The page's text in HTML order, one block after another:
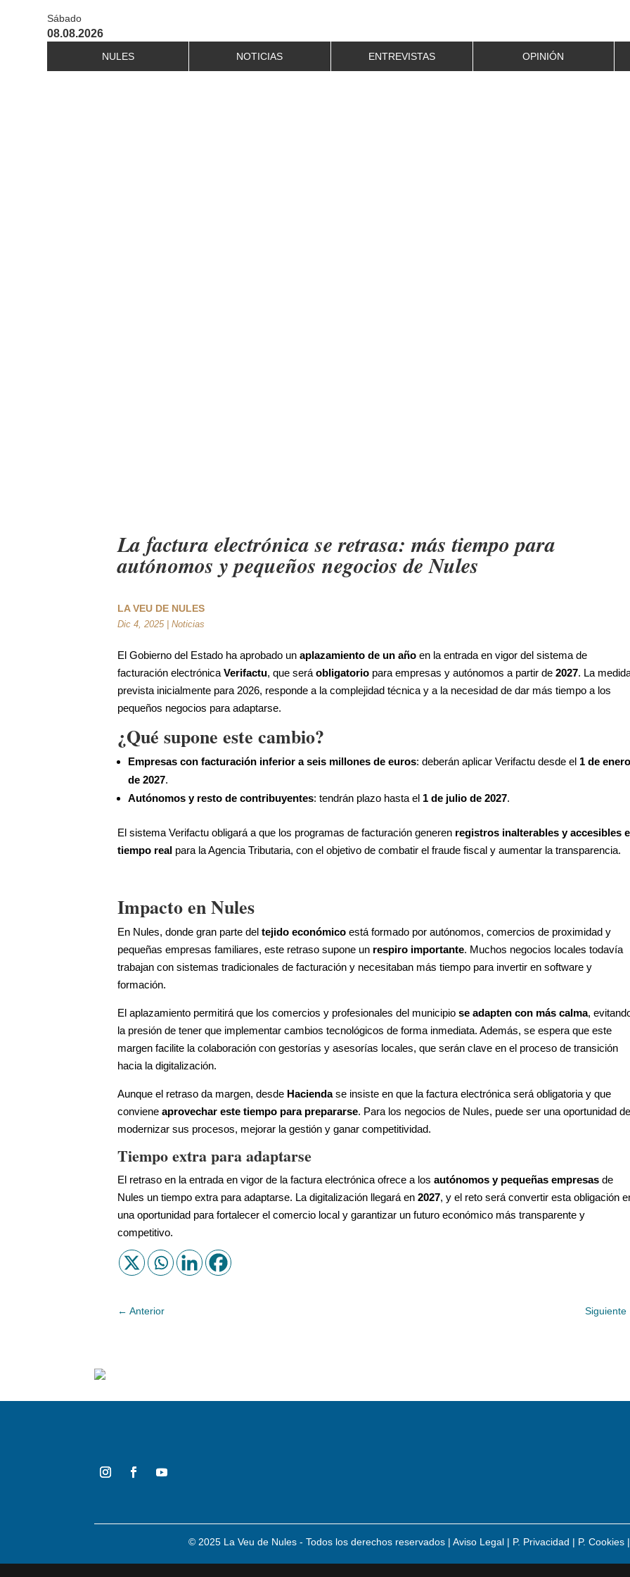
Sábado
08.08.2026
NULES NOTICIAS ENTREVISTAS OPINIÓN
La factura electrónica se retrasa: más tiempo para
autónomos y pequeños negocios de Nules
LA VEU DE NULES
Dic 4, 2025| Noticias
El Gobierno del Estado ha aprobado un aplazamiento de un añoen la entrada en vigor del sistema de
facturación electrónica Verifactu, que será obligatorio para empresas y autónomos a partir de2027. La
prevista inicialmente para 2026, responde a la complejidad técnica y a la necesidad de dar más tiempo a los
pequeños negocios para adaptarse.
¿Qué supone este cambio?
Empresas con facturación inferior a seis millones de euros: deberán aplicar Verifactu desde el 1 de enero
de 2027.
Autónomos y resto de contribuyentes: tendrán plazo hasta el 1 de julio de 2027.
El sistema Verifactu obligará a que los programas de facturación generen registros inalterables y accesibles
tiempo real para la Agencia Tributaria, con el objetivo de combatir el fraude fiscal y aumentar la transparencia.
Impacto en Nules
En Nules, donde gran parte del tejido económicoestá formado por autónomos, comercios de proximidad y
pequeñas empresas familiares, este retraso supone un respiro importante. Muchos negocios locales todavía
trabajan con sistemas tradicionales de facturación y necesitaban más tiempo para invertir en software y
formación.
El aplazamiento permitirá que los comercios y profesionales del municipio se adapten con más calma,
la presión de tener que implementar cambios tecnológicos de forma inmediata. Además, se espera que este
margen facilite la colaboración con gestorías y asesorías locales, que serán clave en el proceso de transición
hacia la digitalización.
Aunque el retraso da margen, desde Haciendase insiste en que la factura electrónica será obligatoria y que
conviene aprovechar este tiempo para prepararse. Para los negocios de Nules, puede ser una oportunidad de
modernizar sus procesos, mejorar la gestión y ganar competitividad.
Tiempo extra para adaptarse
El retraso en la entrada en vigor de la factura electrónica ofrece a los autónomos y pequeñas empresasde
Nules un tiempo extra para adaptarse. La digitalización llegará en 2027, y el reto será convertir esta obligación
una oportunidad para fortalecer el comercio local y garantizar un futuro económico más transparente y
competitivo.
← Anterior Siguiente
© 2025 La Veu de Nules - Todos los derechos reservados | Aviso Legal | P. Privacidad | P. Cookies